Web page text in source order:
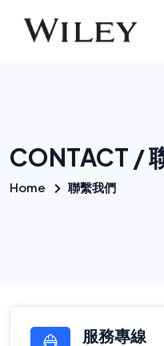
CONTACT /
Home 聯繫我們
服務專線